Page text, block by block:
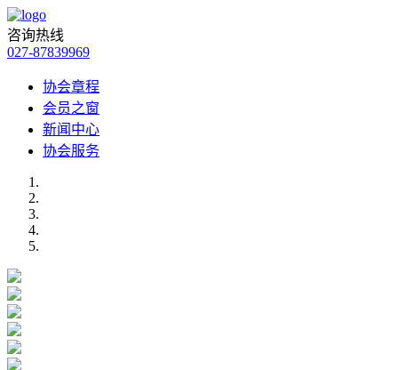
咨询热线
027-87839969
协会章程
会员之窗
新闻中心
协会服务